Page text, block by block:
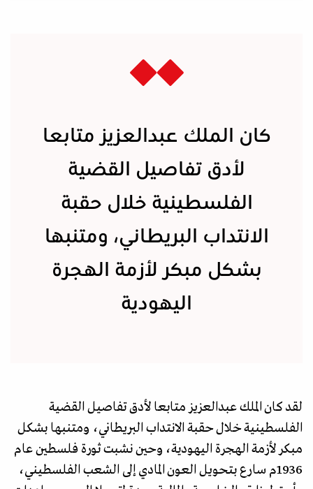
كان الملك عبدالعزيز متابعا
لأدق تفاصيل القضية
الفلسطينية خلال حقبة
الانتداب البريطاني، ومتنبها
بشكل مبكر لأزمة الهجرة
اليهودية
لقد كان الملك عبدالعزيز متابعا لأدق تفاصيل القضية
الفلسطينية خلال حقبة الانتداب البريطاني، ومتنبها بشكل
مبكر لأزمة الهجرة اليهودية، وحين نشبت ثورة فلسطين عام
1936م سارع بتحويل العون المادي إلى الشعب الفلسطيني،